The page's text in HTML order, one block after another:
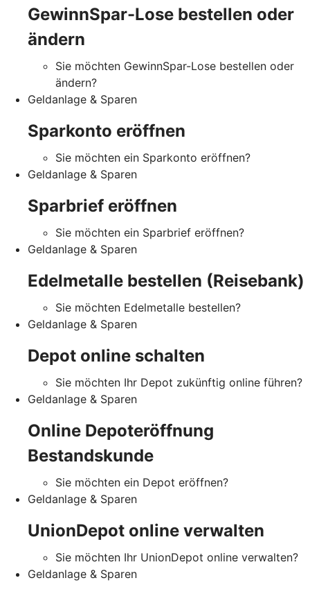
GewinnSpar-Lose bestellen oder
ändern
Sie möchten GewinnSpar-Lose bestellen oder
ändern?
Geldanlage & Sparen
Sparkonto eröffnen
Sie möchten ein Sparkonto eröffnen?
Geldanlage & Sparen
Sparbrief eröffnen
Sie möchten ein Sparbrief eröffnen?
Geldanlage & Sparen
Edelmetalle bestellen (Reisebank)
Sie möchten Edelmetalle bestellen?
Geldanlage & Sparen
Depot online schalten
Sie möchten Ihr Depot zukünftig online führen?
Geldanlage & Sparen
Online Depoteröffnung
Bestandskunde
Sie möchten ein Depot eröffnen?
Geldanlage & Sparen
UnionDepot online verwalten
Sie möchten Ihr UnionDepot online verwalten?
Geldanlage & Sparen